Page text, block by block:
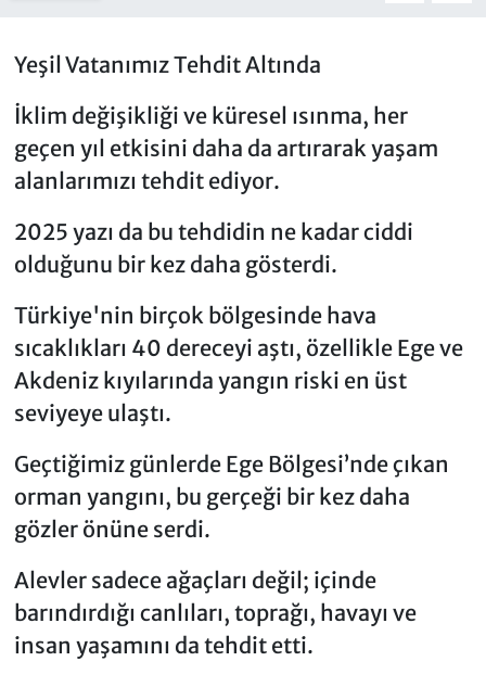
Yeşil Vatanımız Tehdit Altında
İklim değişikliği ve küresel ısınma, her
geçen yıl etkisini daha da artırarak yaşam
alanlarımızı tehdit ediyor.
2025 yazı da bu tehdidin ne kadar ciddi
olduğunu bir kez daha gösterdi.
Türkiye'nin birçok bölgesinde hava
sıcaklıkları 40 dereceyi aştı, özellikle Ege ve
Akdeniz kıyılarında yangın riski en üst
seviyeye ulaştı.
Geçtiğimiz günlerde Ege Bölgesi’nde çıkan
orman yangını, bu gerçeği bir kez daha
gözler önüne serdi.
Alevler sadece ağaçları değil; içinde
barındırdığı canlıları, toprağı, havayı ve
insan yaşamını da tehdit etti.